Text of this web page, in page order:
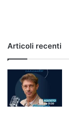
e
p
i
Articoli recenti